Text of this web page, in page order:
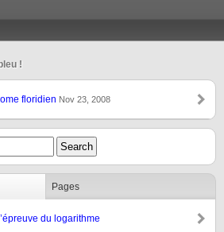
!
floridien Nov 23, 2008
Pages
du logarithme